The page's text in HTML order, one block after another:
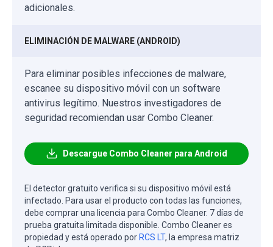
adicionales.
ELIMINACIÓN DE MALWARE (ANDROID)
Para eliminar posibles infecciones de malware,
escanee su dispositivo móvil con un software
antivirus legítimo. Nuestros investigadores de
seguridad recomiendan usar Combo Cleaner.
Descargue Combo Cleaner para Android
El detector gratuito verifica si su dispositivo móvil está
infectado. Para usar el producto con todas las funciones,
debe comprar una licencia para Combo Cleaner. 7 días de
prueba gratuita limitada disponible. Combo Cleaner es
propiedad y está operado por RCS LT, la empresa matriz